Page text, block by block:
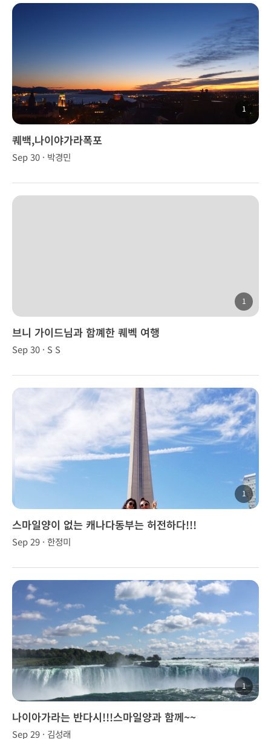
1
퀘백,나이야가라폭포
Sep 30 · 박경민
1
브니 가이드님과 함꼐한 퀘벡 여행
Sep 30 · S S
1
스마일양이 없는 캐나다동부는 허전하다!!!
Sep 29 · 한정미
1
나이아가라는 반다시!!!스마일양과 함께~~
Sep 29 · 김성래